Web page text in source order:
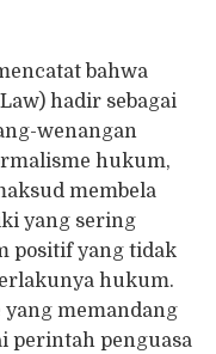
bahwa
hadir sebagai
wenangan
hukum,
membela
yang sering
positif yang tidak
hukum.
yang memandang
perintah penguasa